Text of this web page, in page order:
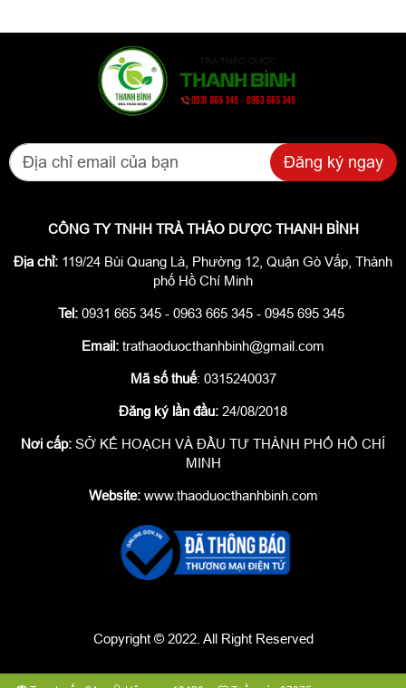
Đăng ký ngay
CÔNG TY TNHH TRÀ THẢO DƯỢC THANH BÌNH
Địa chỉ: 119/24 Bùi Quang Là, Phường 12, Quận Gò Vấp, Thành
phố Hồ Chí Minh
Tel: 0931 665 345 - 0963 665 345 - 0945 695 345
Email: trathaoduocthanhbinh@gmail.com
Mã số thuế: 0315240037
Đăng ký lần đầu: 24/08/2018
Nơi cấp: SỞ KẾ HOẠCH VÀ ĐẦU TƯ THÀNH PHỐ HỒ CHÍ
MINH
Website:www.thaoduocthanhbinh.com
Copyright © 2022. All Right Reserved